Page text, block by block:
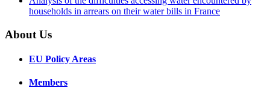
households in arrears on their water bills in France
About Us
EU Policy Areas
Members